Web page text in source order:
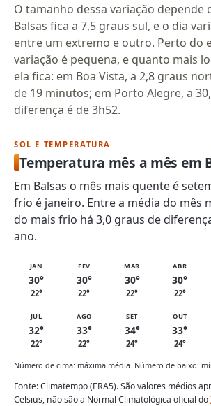
O tamanho dessa variação depende
Balsas fica a 7,5 graus sul, e o dia
entre um extremo e outro. Perto do
variação é pequena, e quanto mais
ela fica: em Boa Vista, a 2,8 graus
de 19 minutos; em Porto Alegre, a
diferença é de 3h52.
SOL E TEMPERATURA
Temperatura mês a mês em
Em Balsas o mês mais quente é
frio é janeiro. Entre a média do mês
do mais frio há 3,0 graus de
ano.
JAN
30°
22°
FEV
30°
22°
MAR
30°
22°
ABR
30°
22°
JUL
32°
22°
AGO
33°
22°
SET
34°
24°
OUT
33°
24°
Número de cima: máxima média. Número de baixo:
Fonte: Climatempo (ERA5). São valores médios
Celsius, não são a Normal Climatológica oficial do